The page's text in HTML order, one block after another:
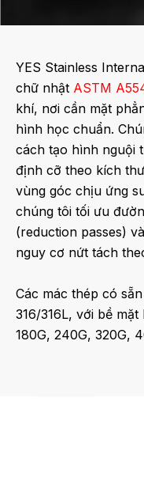
YES Stainless
chữ nhật ASTM
khí, nơi cần mặt
hình học chuẩn.
cách tạo hình nguội
định cỡ theo kích
vùng góc chịu ứng
chúng tôi tối ưu
(reduction passes) và
nguy cơ nứt tách
Các mác thép có
316/316L, với bề mặt
180G, 240G, 320G,